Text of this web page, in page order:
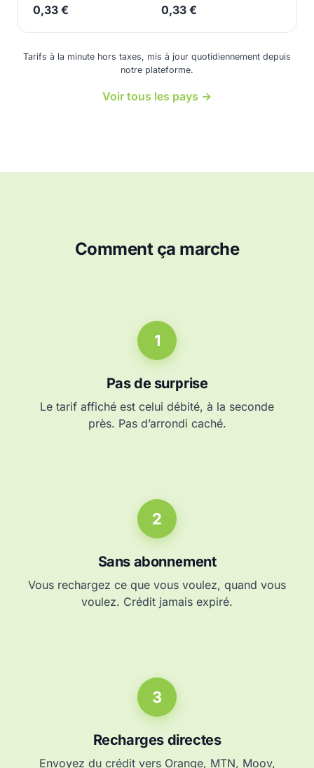
0,33 € 0,33 €
Tarifs à la minute hors taxes, mis à jour quotidiennement depuis
notre plateforme.
Voir tous les pays →
Comment ça marche
1
Pas de surprise
Le tarif affiché est celui débité, à la seconde
près. Pas d’arrondi caché.
2
Sans abonnement
Vous rechargez ce que vous voulez, quand vous
voulez. Crédit jamais expiré.
3
Recharges directes
Envoyez du crédit vers Orange, MTN, Moov,